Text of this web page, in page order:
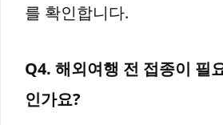
를 확인합니다.
Q4. 해외여행 전 접종이 필
인가요?